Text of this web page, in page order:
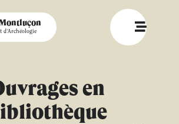
d'Archéologie
en